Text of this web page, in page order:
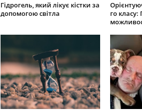
Гідрогель, який лікує кістки за
допомогою світла
го